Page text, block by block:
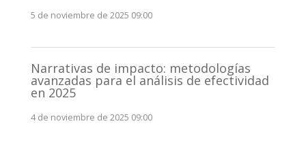
5 de noviembre de 2025 09:00
Narrativas de impacto: metodologías
avanzadas para el análisis de efectividad
en 2025
4 de noviembre de 2025 09:00